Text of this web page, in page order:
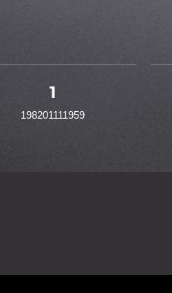
1
198201111959